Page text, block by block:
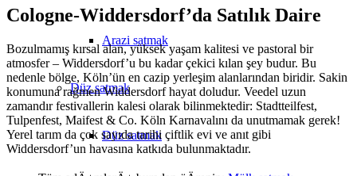
Arazi satmak
Düzsatmak
Düz satmak
Cologne-Widdersdorf’da Satılık Daire
Bozulmamış kırsal alan, yüksek yaşam kalitesi ve pastoral bir
atmosfer – Widdersdorf’u bu kadar çekici kılan şey budur. Bu
nedenle bölge, Köln’ün en cazip yerleşim alanlarından biridir. Sakin
konumuna rağmen Widdersdorf hayat doludur. Veedel uzun
zamandır festivallerin kalesi olarak bilinmektedir: Stadtteilfest,
Tulpenfest, Maifest & Co. Köln Karnavalını da unutmamak gerek!
Yerel tarım da çok sayıda tarihi çiftlik evi ve anıt gibi
Widdersdorf’un havasına katkıda bulunmaktadır.